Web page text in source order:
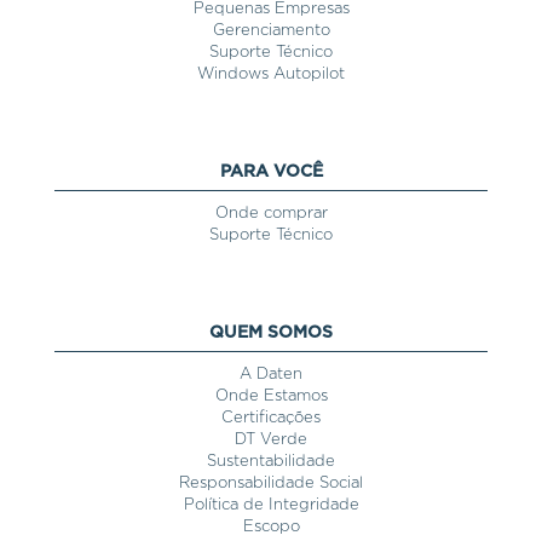
Pequenas Empresas
Gerenciamento
Suporte Técnico
Windows Autopilot
PARA VOCÊ
Onde comprar
Suporte Técnico
QUEM SOMOS
A Daten
Onde Estamos
Certificações
DT Verde
Sustentabilidade
Responsabilidade Social
Política de Integridade
Escopo